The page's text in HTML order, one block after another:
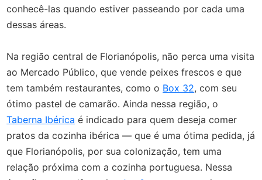
conhecê-las quando estiver passeando por cada uma
dessas áreas.
Na região central de Florianópolis, não perca uma visita
ao Mercado Público, que vende peixes frescos e que
tem também restaurantes, como o Box 32, com seu
ótimo pastel de camarão. Ainda nessa região, o
Taberna Ibérica é indicado para quem deseja comer
pratos da cozinha ibérica — que é uma ótima pedida, já
que Florianópolis, por sua colonização, tem uma
relação próxima com a cozinha portuguesa. Nessa